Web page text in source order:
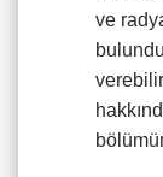
ve